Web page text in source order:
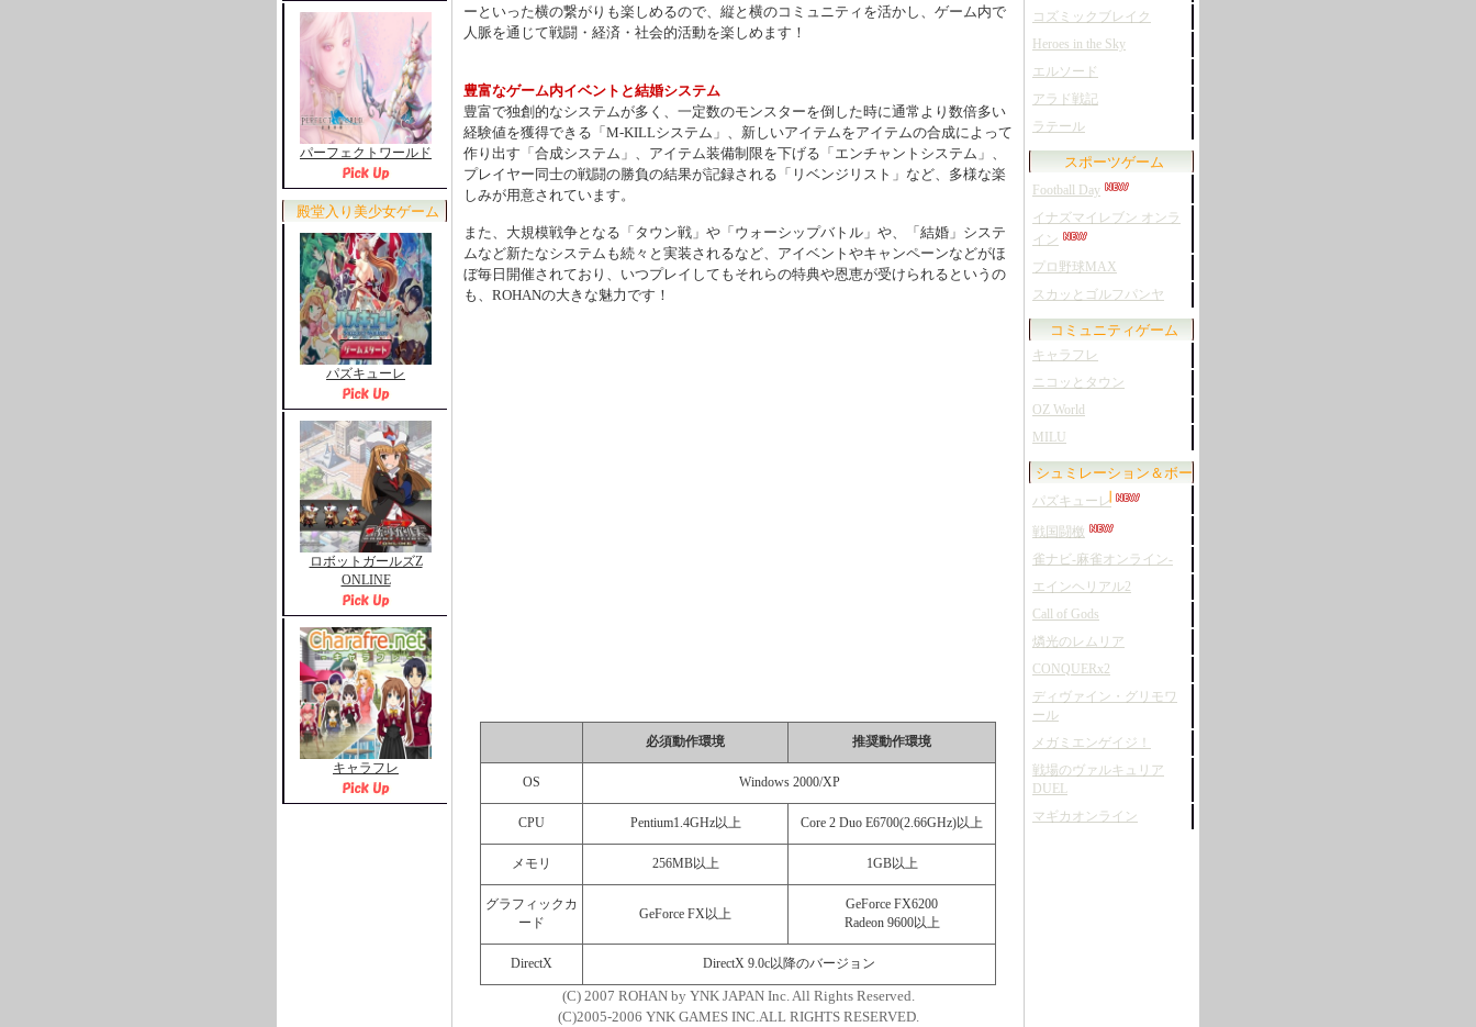
コズミックブレイク
Heroes in the Sky
エルソード
アラド戦記
ラテール
スポーツゲーム
Football Day
イナズマイレブン オンラ
イン
プロ野球MAX
スカッとゴルフパンヤ
コミュニティゲーム
キャラフレ
ニコッとタウン
OZ World
MILU
シュミレーション＆ボー
ド
パズキューレ
戦国闘檄
雀ナビ-麻雀オンライン-
エインヘリアル2
Call of Gods
燐光のレムリア
CONQUERx2
ディヴァイン・グリモワ
ール
メガミエンゲイジ！
戦場のヴァルキュリア
DUEL
マギカオンライン
ーといった横の繋がりも楽しめるので、縦と横のコミュニティを活かし、ゲーム内で
人脈を通じて戦闘・経済・社会的活動を楽しめます！
豊富なゲーム内イベントと結婚システム
豊富で独創的なシステムが多く、一定数のモンスターを倒した時に通常より数倍多い
経験値を獲得できる「M-KILLシステム」、新しいアイテムをアイテムの合成によって
作り出す「合成システム」、アイテム装備制限を下げる「エンチャントシステム」、
プレイヤー同士の戦闘の勝負の結果が記録される「リベンジリスト」など、多様な楽
しみが用意されています。
また、大規模戦争となる「タウン戦」や「ウォーシップバトル」や、「結婚」システ
ムなど新たなシステムも続々と実装されるなど、アイベントやキャンペーンなどがほ
ぼ毎日開催されており、いつプレイしてもそれらの特典や恩恵が受けられるというの
も、ROHANの大きな魅力です！
必須動作環境 推奨動作環境
OS Windows 2000/XP
CPU Pentium1.4GHz以上 Core 2 Duo E6700(2.66GHz)以上
メモリ 256MB以上 1GB以上
グラフィックカ
ード
GeForce FX以上
GeForce FX6200
Radeon 9600以上
DirectX DirectX 9.0c以降のバージョン
(C) 2007 ROHAN by YNK JAPAN Inc. All Rights Reserved.
(C)2005-2006 YNK GAMES INC.ALL RIGHTS RESERVED.
パーフェクトワールド
殿堂入り美少女ゲーム
パズキューレ
ロボットガールズZ
ONLINE
キャラフレ